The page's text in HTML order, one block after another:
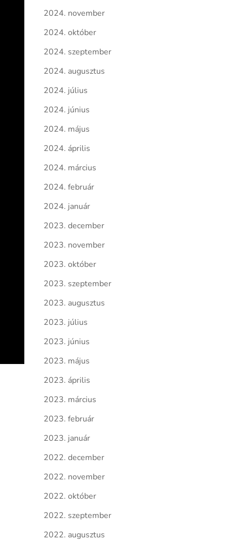
2024. november
2024. október
2024. szeptember
2024. augusztus
2024. július
2024. június
2024. május
2024. április
2024. március
2024. február
2024. január
2023. december
2023. november
2023. október
2023. szeptember
2023. augusztus
2023. július
2023. június
2023. május
2023. április
2023. március
2023. február
2023. január
2022. december
2022. november
2022. október
2022. szeptember
2022. augusztus